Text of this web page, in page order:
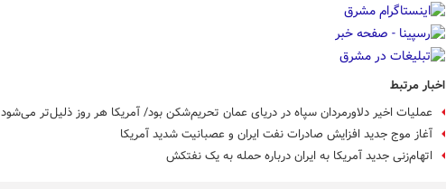
اخبار مرتبط
عملیات اخیر دلاورمردان سپاه در دریای عمان تحریم‌شکن بود/ آمریکا هر روز ذلیل‌تر می‌شود
آغاز موج جدید افزایش صادرات نفت ایران و عصبانیت شدید آمریکا
اتهام‌زنی جدید آمریکا به ایران درباره حمله به یک نفتکش